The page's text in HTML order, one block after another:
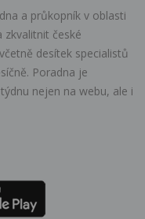
a průkopník v oblasti
zkvalitnit české
desítek specialistů
Poradna je
nejen na webu, ale i